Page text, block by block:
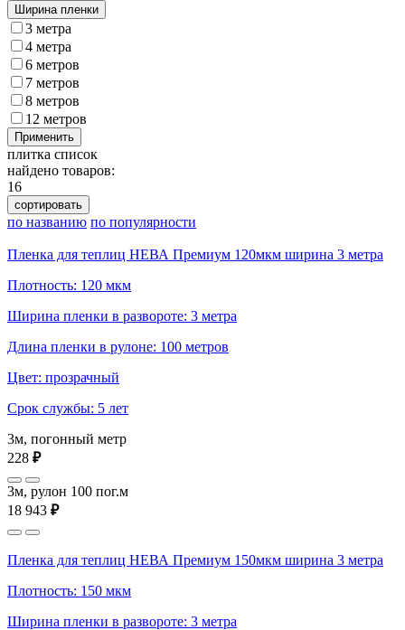
Ширина пленки
3 метра
4 метра
6 метров
7 метров
8 метров
12 метров
Применить
плитка список
найдено товаров:
16
сортировать
по названию по популярности
Пленка для теплиц НЕВА Премиум 120мкм ширина 3 метра
Плотность: 120 мкм
Ширина пленки в развороте: 3 метра
Длина пленки в рулоне: 100 метров
Цвет: прозрачный
Срок службы: 5 лет
3м, погонный метр
228 ₽
3м, рулон 100 пог.м
18 943 ₽
Пленка для теплиц НЕВА Премиум 150мкм ширина 3 метра
Плотность: 150 мкм
Ширина пленки в развороте: 3 метра